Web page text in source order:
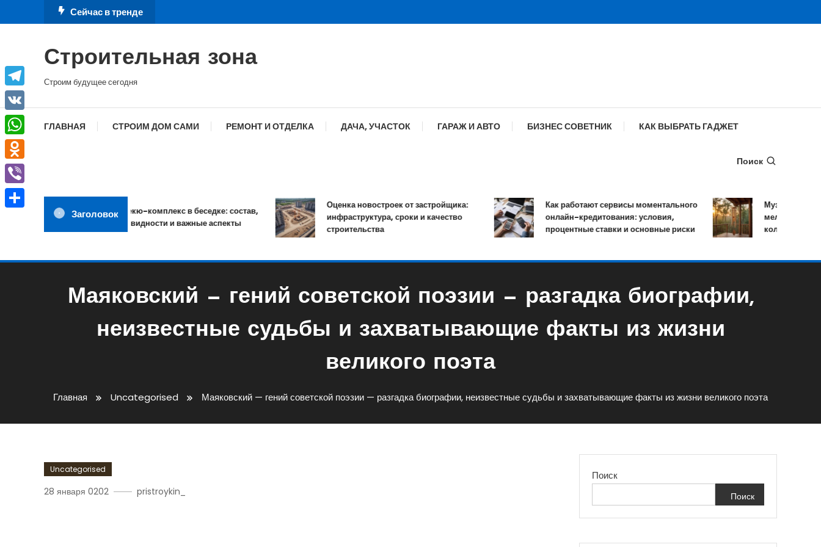
к
Сейчас в тренде
Строительная зона
Строим будущее сегодня
ГЛАВНАЯ СТРОИМ ДОМ САМИ РЕМОНТ И ОТДЕЛКА ДАЧА, УЧАСТОК ГАРАЖ И АВТО БИЗНЕС СОВЕТНИК КАК ВЫБРАТЬ ГАДЖЕТ
Поиск
Заголовок
Барбекю-комплекс в беседке: состав,
разновидности и важные аспекты
Оценка новостроек от застройщика:
инфраструктура, сроки и качество
строительства
Как работают сервисы моментального
онлайн-кредитования: условия,
процентные ставки и основные риски
Музыка ветра:
мелодичных
колокольчиков
Маяковский — гений советской поэзии — разгадка биографии,
неизвестные судьбы и захватывающие факты из жизни
великого поэта
Главная Uncategorised Маяковский — гений советской поэзии — разгадка биографии, неизвестные судьбы и захватывающие факты из жизни великого поэта
Uncategorised
28 января 0202 pristroykin_
Поиск
Поиск
Telegram
VK
WhatsApp
Odnoklassniki
Viber